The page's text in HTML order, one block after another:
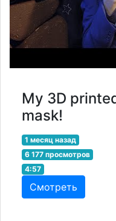
My 3D
mask!
1 месяц назад
6 177 просмотров
4:57
Смотреть